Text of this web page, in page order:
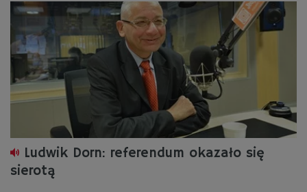
Ludwik Dorn: referendum okazało się
sierotą